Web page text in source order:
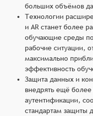
больших объёмов
Технологии
и AR станет более
обучающие среды
рабочие ситуации,
максимально
эффективность
Защита данных и
внедрять ещё
аутентификации,
стандартам защиты